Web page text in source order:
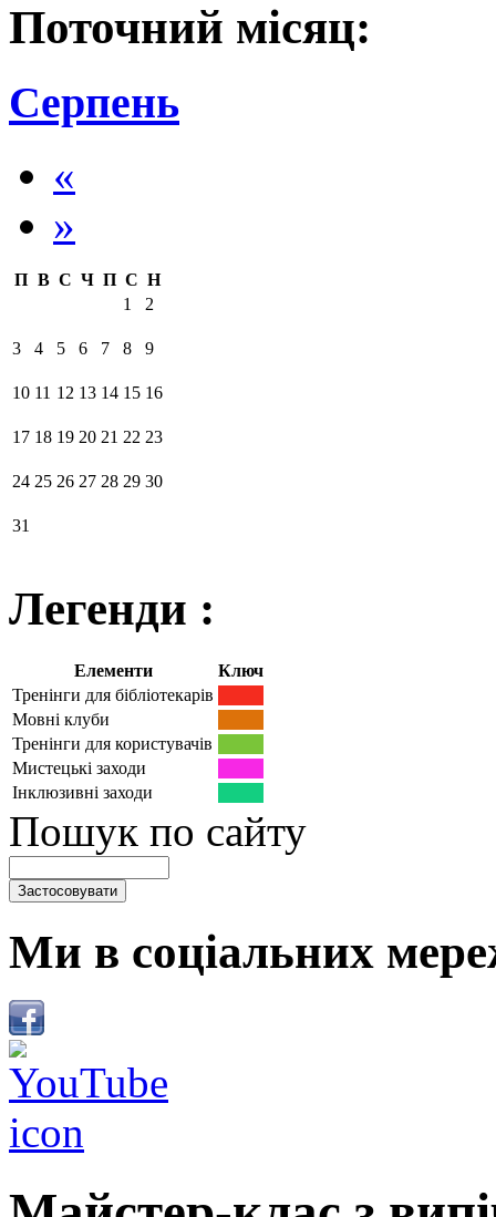
Поточний місяц:
Серпень
«
»
П В С Ч П С Н
1
2
3 4 5 6 7 8 9
10 11 12 13 14 15 16
17 18 19 20 21 22 23
24 25 26 27 28 29 30
31
Легенди :
Елементи
Ключ
Тренінги для бібліотекарів
Мовні клуби
Тренінги для користувачів
Мистецькі заходи
Інклюзивні заходи
Пошук по сайту
Ми в соціальних